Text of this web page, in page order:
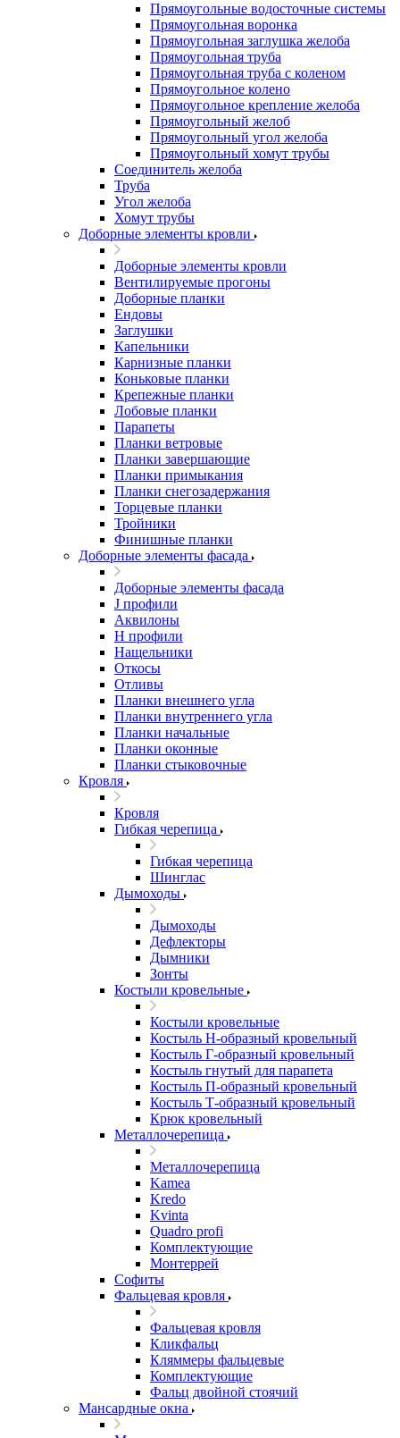
Прямоугольные водосточные системы
Прямоугольная воронка
Прямоугольная заглушка желоба
Прямоугольная труба
Прямоугольная труба c коленом
Прямоугольное колено
Прямоугольное крепление желоба
Прямоугольный желоб
Прямоугольный угол желоба
Прямоугольный хомут трубы
Соединитель желоба
Труба
Угол желоба
Хомут трубы
Доборные элементы кровли
Доборные элементы кровли
Вентилируемые прогоны
Доборные планки
Ендовы
Заглушки
Капельники
Карнизные планки
Коньковые планки
Крепежные планки
Лобовые планки
Парапеты
Планки ветровые
Планки завершающие
Планки примыкания
Планки снегозадержания
Торцевые планки
Тройники
Финишные планки
Доборные элементы фасада
Доборные элементы фасада
J профили
Аквилоны
Н профили
Нащельники
Откосы
Отливы
Планки внешнего угла
Планки внутреннего угла
Планки начальные
Планки оконные
Планки стыковочные
Кровля
Кровля
Гибкая черепица
Гибкая черепица
Шинглас
Дымоходы
Дымоходы
Дефлекторы
Дымники
Зонты
Костыли кровельные
Костыли кровельные
Костыль H-образный кровельный
Костыль Г-образный кровельный
Костыль гнутый для парапета
Костыль П-образный кровельный
Костыль Т-образный кровельный
Крюк кровельный
Металлочерепица
Металлочерепица
Kamea
Kredo
Kvinta
Quadro profi
Комплектующие
Монтеррей
Софиты
Фальцевая кровля
Фальцевая кровля
Кликфальц
Кляммеры фальцевые
Комплектующие
Фальц двойной стоячий
Мансардные окна